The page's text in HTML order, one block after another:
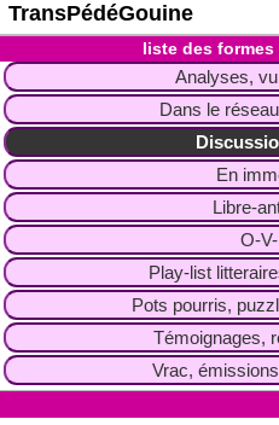
TransPédéGouine
liste des
Analyses,
Dans le
En
Libre-
O-
Play-list
Pots pourris,
Témoignages,
Vrac,